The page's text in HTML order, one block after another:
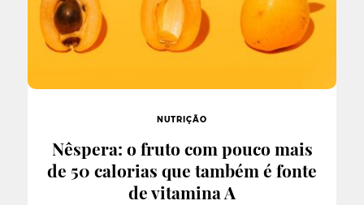
NUTRIÇÃO
Nêspera: o fruto com pouco mais
de 50 calorias que também é fonte
de vitamina A